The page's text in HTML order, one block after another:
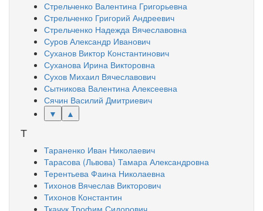
Стрельченко Валентина Григорьевна
Стрельченко Григорий Андреевич
Стрельченко Надежда Вячеславовна
Суров Александр Иванович
Суханов Виктор Константинович
Суханова Ирина Викторовна
Сухов Михаил Вячеславович
Сытникова Валентина Алексеевна
Сячин Василий Дмитриевич
▼
▲
Т
Тараненко Иван Николаевич
Тарасова (Львова) Тамара Александровна
Терентьева Фаина Николаевна
Тихонов Вячеслав Викторович
Тихонов Константин
Ткачук Трофим Сидорович